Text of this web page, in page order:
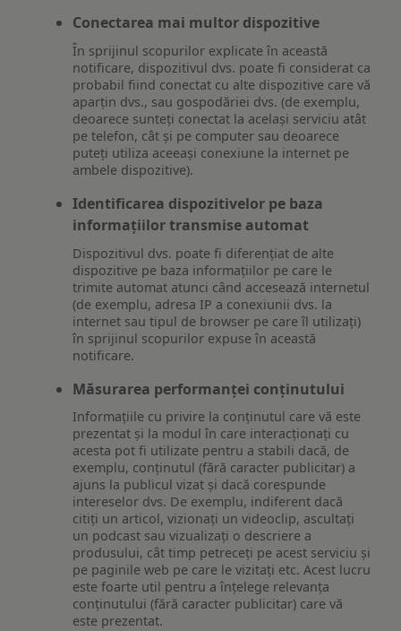
Conectarea mai multor dispozitive
În sprijinul scopurilor explicate în această
notificare, dispozitivul dvs. poate fi considerat ca
probabil fiind conectat cu alte dispozitive care vă
aparțin dvs., sau gospodăriei dvs. (de exemplu,
deoarece sunteți conectat la același serviciu atât
pe telefon, cât și pe computer sau deoarece
puteți utiliza aceeași conexiune la internet pe
ambele dispozitive).
Identificarea dispozitivelor pe baza
informațiilor transmise automat
Dispozitivul dvs. poate fi diferențiat de alte
dispozitive pe baza informațiilor pe care le
trimite automat atunci când accesează internetul
(de exemplu, adresa IP a conexiunii dvs. la
internet sau tipul de browser pe care îl utilizați)
în sprijinul scopurilor expuse în această
notificare.
Măsurarea performanței conținutului
Informațiile cu privire la conținutul care vă este
prezentat și la modul în care interacționați cu
acesta pot fi utilizate pentru a stabili dacă, de
exemplu, conținutul (fără caracter publicitar) a
ajuns la publicul vizat și dacă corespunde
intereselor dvs. De exemplu, indiferent dacă
citiți un articol, vizionați un videoclip, ascultați
un podcast sau vizualizați o descriere a
produsului, cât timp petreceți pe acest serviciu și
pe paginile web pe care le vizitați etc. Acest lucru
este foarte util pentru a înțelege relevanța
conținutului (fără caracter publicitar) care vă
este prezentat.